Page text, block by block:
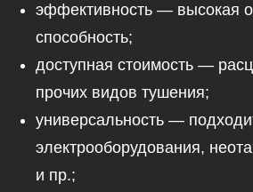
эффективность — высокая
способность;
доступная стоимость —
прочих видов тушения;
универсальность —
электрооборудования,
и пр.;